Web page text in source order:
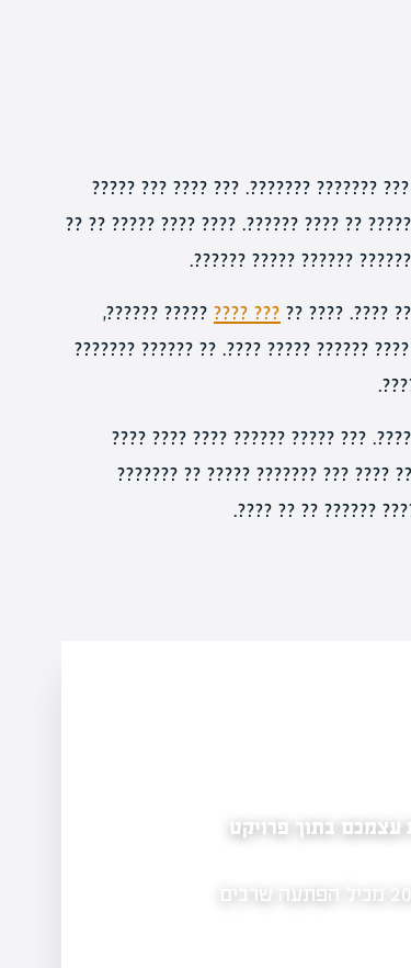
???? ?????? ???? ???? ?????? ??????
????? ??????, ????? ?? ?? ???????
???? ?????, ????? ????
????? ?? ?????
??? ????
????? ??????,
????? ????? ?????? ????? ???? ???? ??
?????, ????? ????? ???? ?????? ???
?????? ??? ??????????? ????? ??
????????, ?? ??????
בתוך פרויקט
חוק שיקום נזקי מלחמה שנכנס לתוקף באפריל 2026 מכיל הפתעה שרבים
כיצד להתמודד עם נזק לרכוש
המאמר עוסק באירוע של
מעורבים חשד לתקיפה